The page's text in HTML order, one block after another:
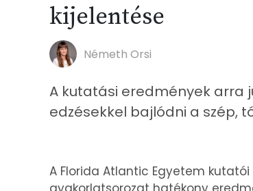
kijelentése
Németh Orsi
A kutatási eredmények arra
edzésekkel bajlódni a szép,
A Florida Atlantic Egyetem